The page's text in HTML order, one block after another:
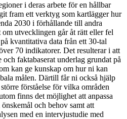
i deras arbete för en hållbar
fram ett verktyg som kartlägger hur
2030 i förhållande till andra
utvecklingen går åt rätt eller fel
kvantitativa data från ett 30-tal
70 indikatorer. Det resulterar i att
faktabaserat underlag grundat på
kan ge kunskap om hur ni kan
målen. Därtill får ni också hjälp
förståelse för vilka områden
finns det möjlighet att anpassa
och behov samt att
med en intervjustudie med